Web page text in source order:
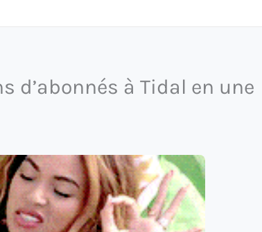
d’abonnés à Tidal en une